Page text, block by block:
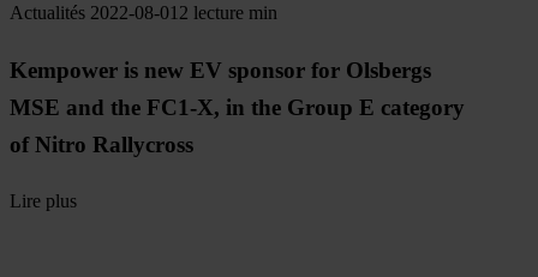
Actualités 2022-08-01 2 lecture min
Kempower is new EV sponsor for Olsbergs
MSE and the FC1-X, in the Group E category
of Nitro Rallycross
Lire plus